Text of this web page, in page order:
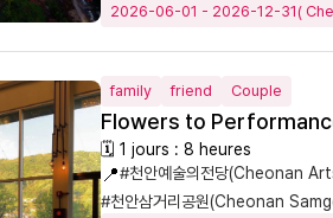
2026-06-01 - 2026-12-31(
family friend Couple
Flowers to
🗓 1 jours : 8 heures
📍#천안예술의전당(Cheonan
#천안삼거리공원(Cheonan